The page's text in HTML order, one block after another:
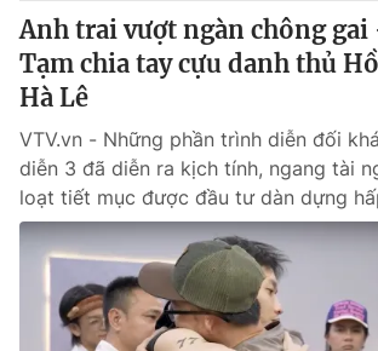
Anh trai vượt ngàn chông gai
Tạm chia tay cựu danh thủ
Hà Lê
VTV.vn - Những phần trình diễn đối
diễn 3 đã diễn ra kịch tính, ngang tài
loạt tiết mục được đầu tư dàn dựng